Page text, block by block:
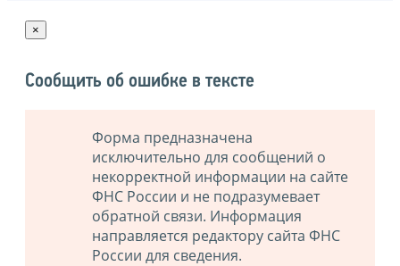
×
Сообщить об ошибке в тексте
Форма предназначена
исключительно для сообщений о
некорректной информации на сайте
ФНС России и не подразумевает
обратной связи. Информация
направляется редактору сайта ФНС
России для сведения.